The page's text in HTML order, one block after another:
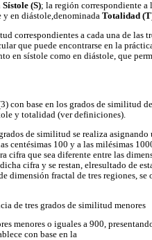
Sístole (S); la región correspondiente a
y en diástole,denominada Totalidad
correspondientes a cada una de las
que puede encontrarse en la
en sístole como en diástole, que
con base en los grados de similitud
y totalidad (ver definiciones).
de similitud se realiza asignando
centésimas 100 y a las milésimas
cifra que sea diferente entre las
cifra y se restan, elresultado de
dimensión fractal de tres regiones, se
de tres grados de similitud menores
menores o iguales a 900,
con base en la